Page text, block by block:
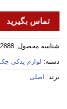
تماس بگیرید
شناسه محصول:
دسته: لوازم یدکی جک
برند: اصلی